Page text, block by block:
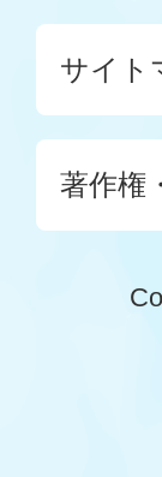
サイト
著作権